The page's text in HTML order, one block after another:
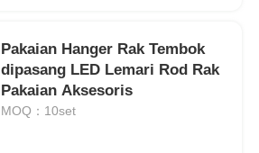
Pakaian Hanger Rak Tembok
dipasang LED Lemari Rod Rak
Pakaian Aksesoris
MOQ：10set